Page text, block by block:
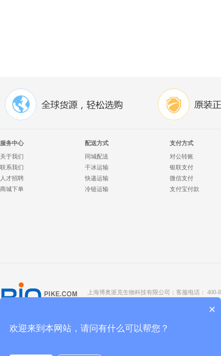
服务中心
关于我们
联系我们
人才招聘
商城下单
配送方式
同城配送
干冰运输
快递运输
冷链运输
支付方式
对公转账
银联支付
微信支付
支付宝付款
上海博奥派克生物科技有限公司；客服电话： 400-
京ICP备
×
欢迎来到本网站，请问有什么可以帮您？